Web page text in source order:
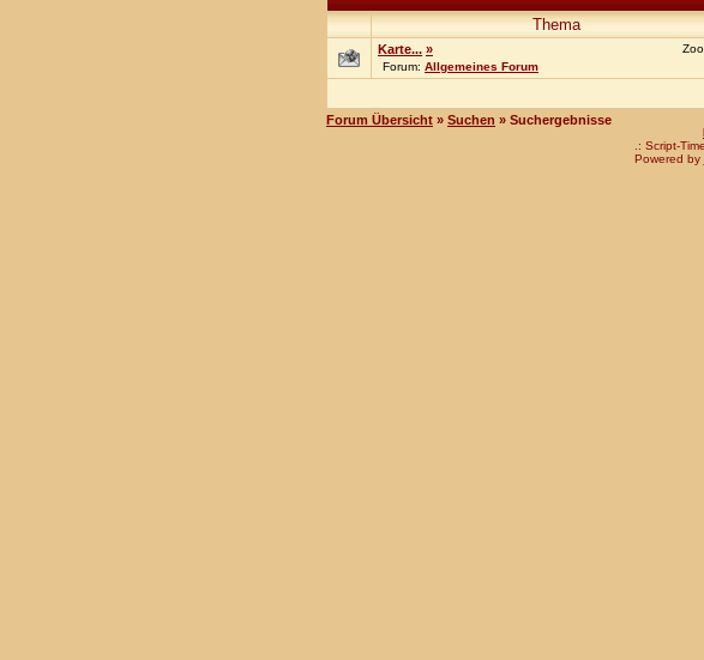
Thema
Karte... »
Forum: Allgemeines Forum
Forum Übersicht » Suchen » Suchergebnisse
.: Script-
Powered by